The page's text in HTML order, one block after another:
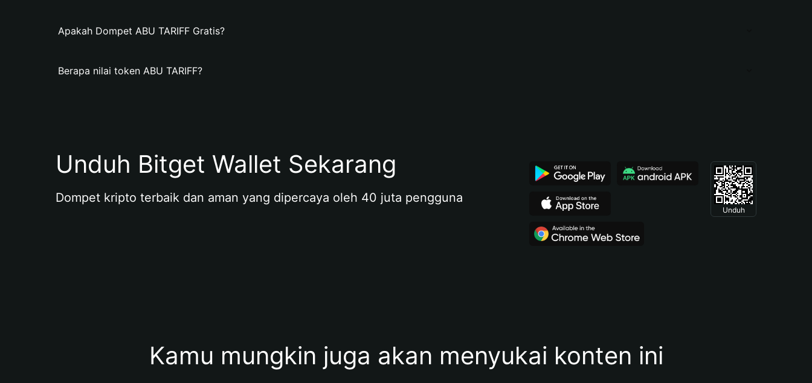
Apakah Dompet ABU TARIFF Gratis?
Berapa nilai token ABU TARIFF?
Unduh Bitget Wallet Sekarang
Dompet kripto terbaik dan aman yang dipercaya oleh 40 juta pengguna
Unduh
Kamu mungkin juga akan menyukai konten ini